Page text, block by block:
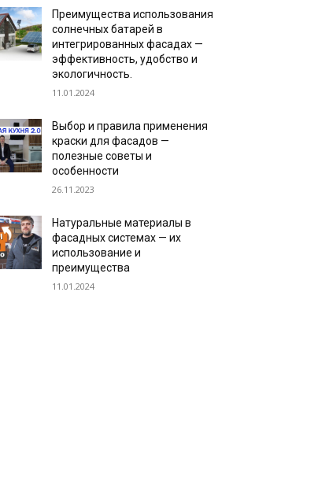
Преимущества использования
солнечных батарей в
интегрированных фасадах —
эффективность, удобство и
экологичность.
11.01.2024
Выбор и правила применения
краски для фасадов —
полезные советы и
особенности
26.11.2023
Натуральные материалы в
фасадных системах — их
использование и
преимущества
11.01.2024